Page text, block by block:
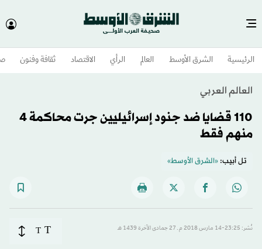
الرئيسية الشرق الأوسط​ العالم الرأي الاقتصاد ثقافة وفنون
العالم العربي
110 قضايا ضد جنود إسرائيليين جرت محاكمة 4
منهم فقط
تل أبيب:«الشرق الأوسط»
نُشر: 23:25-14 مارس 2018 م ـ 27 جمادى الآخرة 1439 هـ T
T